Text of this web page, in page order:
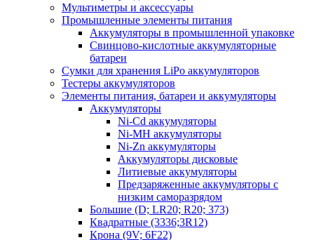
Мультиметры и аксессуары
Промышленные элементы питания
Аккумуляторы в промышленной упаковке
Свинцово-кислотные аккумуляторные
батареи
Сумки для хранения LiPo аккумуляторов
Тестеры аккумуляторов
Элементы питания, батареи и аккумуляторы
Аккумуляторы
Ni-Cd аккумуляторы
Ni-MH аккумуляторы
Ni-Zn аккумуляторы
Аккумуляторы дисковые
Литиевые аккумуляторы
Предзаряженные аккумуляторы с
низким саморазрядом
Большие (D; LR20; R20; 373)
Квадратные (3336;3R12)
Крона (9V; 6F22)